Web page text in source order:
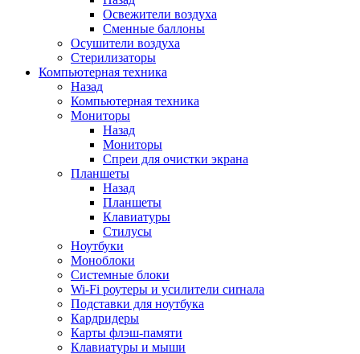
Освежители воздуха
Сменные баллоны
Осушители воздуха
Стерилизаторы
Компьютерная техника
Назад
Компьютерная техника
Мониторы
Назад
Мониторы
Спреи для очистки экрана
Планшеты
Назад
Планшеты
Клавиатуры
Стилусы
Ноутбуки
Моноблоки
Системные блоки
Wi-Fi роутеры и усилители сиrнала
Подставки для ноутбука
Кардридеры
Карты флэш-памяти
Клавиатуры и мыши